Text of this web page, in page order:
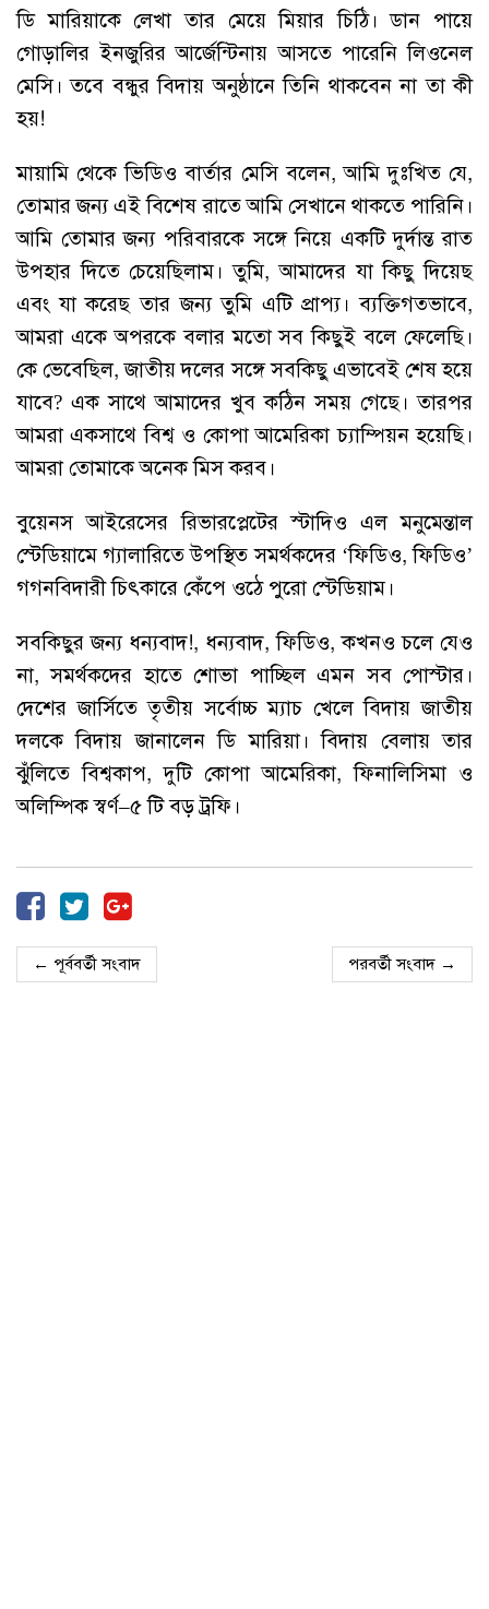
ডি মারিয়াকে লেখা তার মেয়ে মিয়ার চিঠি। ডান পায়ে
গোড়ালির ইনজুরির আর্জেন্টিনায় আসতে পারেনি লিওনেল
মেসি। তবে বন্ধুর বিদায় অনুষ্ঠানে তিনি থাকবেন না তা কী
হয়!
মায়ামি থেকে ভিডিও বার্তার মেসি বলেন, আমি দুঃখিত যে,
তোমার জন্য এই বিশেষ রাতে আমি সেখানে থাকতে পারিনি।
আমি তোমার জন্য পরিবারকে সঙ্গে নিয়ে একটি দুর্দান্ত রাত
উপহার দিতে চেয়েছিলাম। তুমি, আমাদের যা কিছু দিয়েছ
এবং যা করেছ তার জন্য তুমি এটি প্রাপ্য। ব্যক্তিগতভাবে,
আমরা একে অপরকে বলার মতো সব কিছুই বলে ফেলেছি।
কে ভেবেছিল, জাতীয় দলের সঙ্গে সবকিছু এভাবেই শেষ হয়ে
যাবে? এক সাথে আমাদের খুব কঠিন সময় গেছে। তারপর
আমরা একসাথে বিশ্ব ও কোপা আমেরিকা চ্যাম্পিয়ন হয়েছি।
আমরা তোমাকে অনেক মিস করব।
বুয়েনস আইরেসের রিভারপ্লেটের স্টাদিও এল মনুমেন্তাল
স্টেডিয়ামে গ্যালারিতে উপস্থিত সমর্থকদের ‘ফিডিও, ফিডিও’
গগনবিদারী চিৎকারে কেঁপে ওঠে পুরো স্টেডিয়াম।
সবকিছুর জন্য ধন্যবাদ!, ধন্যবাদ, ফিডিও, কখনও চলে যেও
না, সমর্থকদের হাতে শোভা পাচ্ছিল এমন সব পোস্টার।
দেশের জার্সিতে তৃতীয় সর্বোচ্চ ম্যাচ খেলে বিদায় জাতীয়
দলকে বিদায় জানালেন ডি মারিয়া। বিদায় বেলায় তার
ঝুঁলিতে বিশ্বকাপ, দুটি কোপা আমেরিকা, ফিনালিসিমা ও
অলিম্পিক স্বর্ণ–৫ টি বড় ট্রফি।
← পূর্ববর্তী সংবাদ পরবর্তী সংবাদ →